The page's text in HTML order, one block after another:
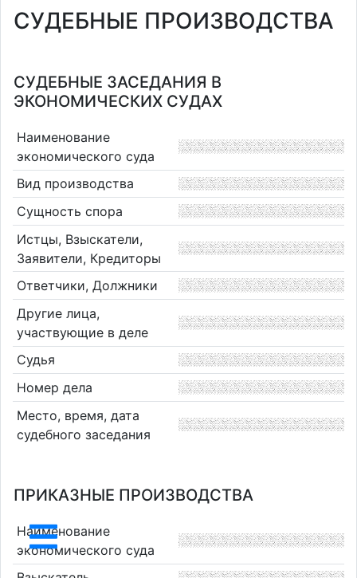
СУДЕБНЫЕ ПРОИЗВОДСТВА
СУДЕБНЫЕ ЗАСЕДАНИЯ В
ЭКОНОМИЧЕСКИХ СУДАХ
Наименование
экономического суда
Вид производства
Сущность спора
Истцы, Взыскатели,
Заявители, Кредиторы
Ответчики, Должники
Другие лица,
участвующие в деле
Судья
Номер дела
Место, время, дата
судебного заседания
ПРИКАЗНЫЕ ПРОИЗВОДСТВА
Наименование
экономического суда